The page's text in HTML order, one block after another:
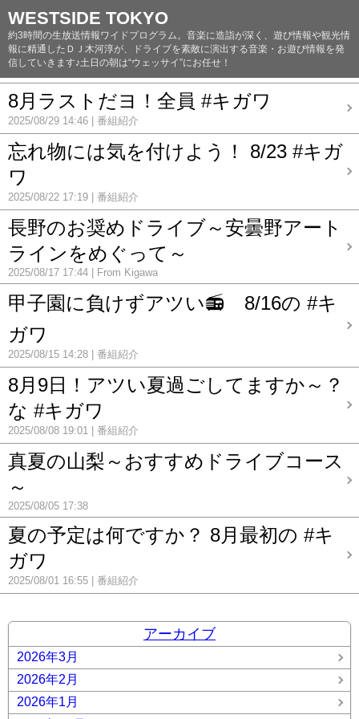
WESTSIDE TOKYO
約3時間の生放送情報ワイドプログラム。音楽に造詣が深く、遊び情報や観光情
報に精通したＤＪ木河淳が、ドライブを素敵に演出する音楽・お遊び情報を発
信していきます♪土日の朝は“ウェッサイ”にお任せ！
8月ラストだヨ！全員 #キガワ
2025/08/29 14:46 番組紹介
忘れ物には気を付けよう！ 8/23 #キガ
ワ
2025/08/22 17:19 番組紹介
長野のお奨めドライブ～安曇野アート
ラインをめぐって～
2025/08/17 17:44 From Kigawa
甲子園に負けずアツい📻 8/16の #キ
ガワ
2025/08/15 14:28 番組紹介
8月9日！アツい夏過ごしてますか～？
な #キガワ
2025/08/08 19:01 番組紹介
真夏の山梨～おすすめドライブコース
～
2025/08/05 17:38
夏の予定は何ですか？ 8月最初の #キ
ガワ
2025/08/01 16:55 番組紹介
アーカイブ
2026年3月
2026年2月
2026年1月